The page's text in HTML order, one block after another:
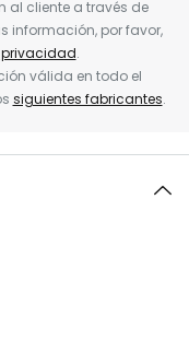
al cliente a través de
información, por favor,
.
válida en todo el
siguientes fabricantes.